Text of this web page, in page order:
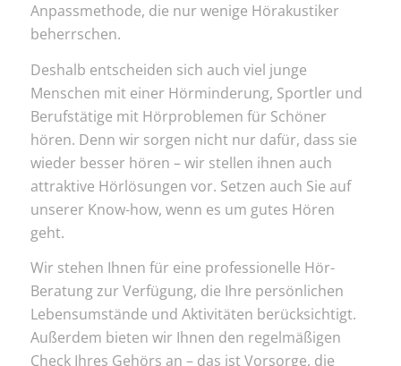
Anpassmethode, die nur wenige Hörakustiker
beherrschen.
Deshalb entscheiden sich auch viel junge
Menschen mit einer Hörminderung, Sportler und
Berufstätige mit Hörproblemen für Schöner
hören. Denn wir sorgen nicht nur dafür, dass sie
wieder besser hören – wir stellen ihnen auch
attraktive Hörlösungen vor. Setzen auch Sie auf
unserer Know-how, wenn es um gutes Hören
geht.
Wir stehen Ihnen für eine professionelle Hör-
Beratung zur Verfügung, die Ihre persönlichen
Lebensumstände und Aktivitäten berücksichtigt.
Außerdem bieten wir Ihnen den regelmäßigen
Check Ihres Gehörs an – das ist Vorsorge, die